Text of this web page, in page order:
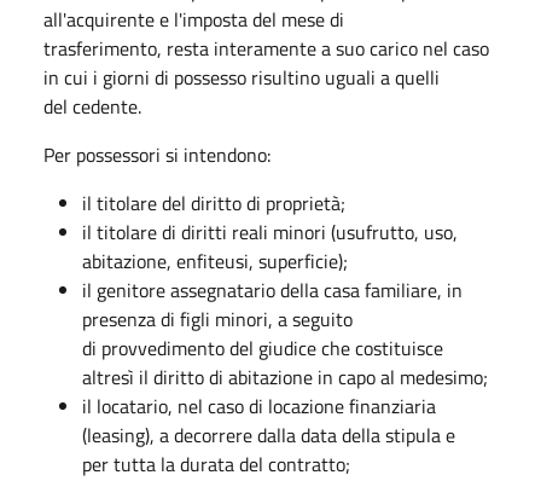
all'acquirente e l'imposta del mese di
trasferimento, resta interamente a suo carico nel caso
in cui i giorni di possesso risultino uguali a quelli
del cedente.
Per possessori si intendono:
il titolare del diritto di proprietà;
il titolare di diritti reali minori (usufrutto, uso,
abitazione, enfiteusi, superficie);
il genitore assegnatario della casa familiare, in
presenza di figli minori, a seguito
di provvedimento del giudice che costituisce
altresì il diritto di abitazione in capo al medesimo;
il locatario, nel caso di locazione finanziaria
(leasing), a decorrere dalla data della stipula e
per tutta la durata del contratto;